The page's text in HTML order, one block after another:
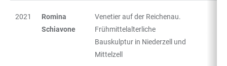
2021
Romina
Schiavone
Venetier auf der Reichenau.
Frühmittelalterliche
Bauskulptur in Niederzell und
Mittelzell